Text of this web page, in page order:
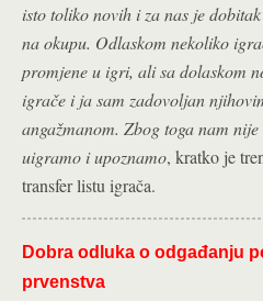
isto toliko novih i za nas je
na okupu. Odlaskom nekoliko
promjene u igri, ali sa dolaskom
igrače i ja sam zadovoljan
angažmanom. Zbog toga nam
uigramo i upoznamo, kratko je
transfer listu igrača.
Dobra odluka o odgađanju
prvenstva